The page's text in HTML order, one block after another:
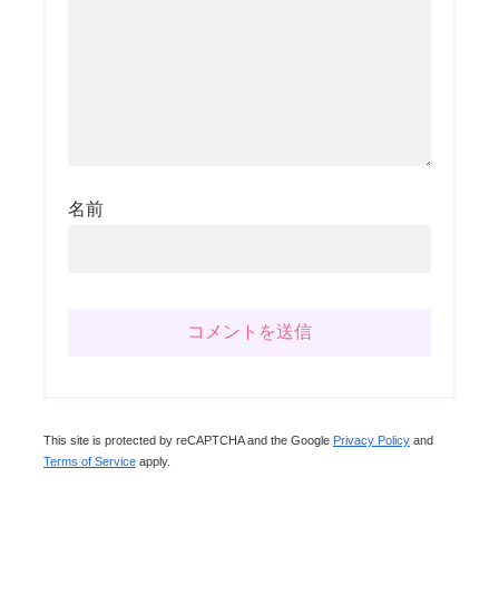
名前
This site is protected by reCAPTCHA and the Google Privacy Policy and
Terms of Service apply.